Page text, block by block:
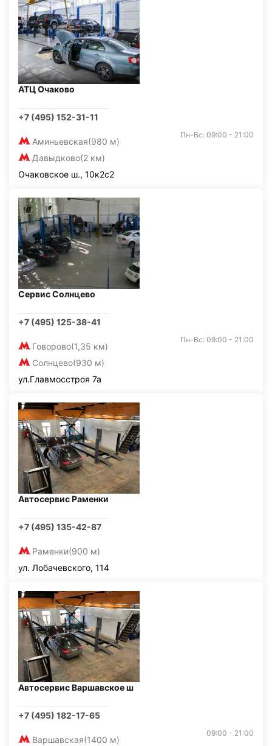
АТЦ Очаково
+7 (495) 152-31-11
Аминьевская(980 м)
Давыдково(2 км)
Пн-Вс: 09:00 - 21:00
Очаковское ш., 10к2с2
Сервис Солнцево
+7 (495) 125-38-41
Говорово(1,35 км)
Солнцево(930 м)
Пн-Вс: 09:00 - 21:00
ул.Главмосстроя 7а
Автосервис Раменки
+7 (495) 135-42-87
Раменки(900 м)
ул. Лобачевского, 114
Автосервис Варшавское ш
+7 (495) 182-17-65
Варшавская(1400 м)
09:00 - 21:00